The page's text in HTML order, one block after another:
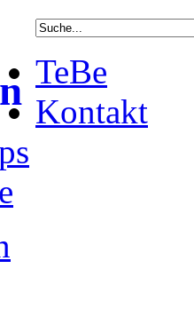
TeBe
Kontakt